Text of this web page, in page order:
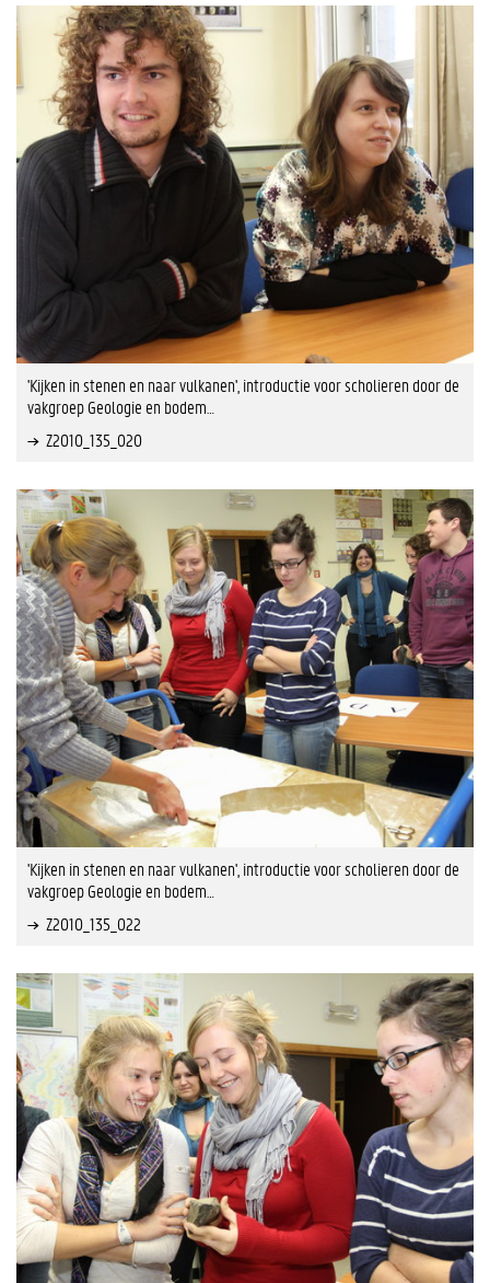
'Kijken in stenen en naar vulkanen', introductie voor scholieren door de
vakgroep Geologie en bodem…
Z2010_135_020
'Kijken in stenen en naar vulkanen', introductie voor scholieren door de
vakgroep Geologie en bodem…
Z2010_135_022